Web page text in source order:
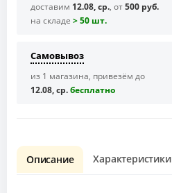
доставим 12.08, ср., от500 руб.
на складе > 50 шт.
Самовывоз
из 1 магазина, привезём до
12.08, ср.бесплaтно
Описание Характеристики